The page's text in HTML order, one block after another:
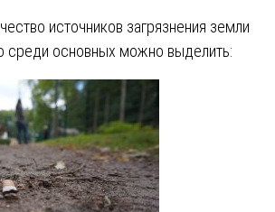
источников загрязнения земли
среди основных можно выделить: